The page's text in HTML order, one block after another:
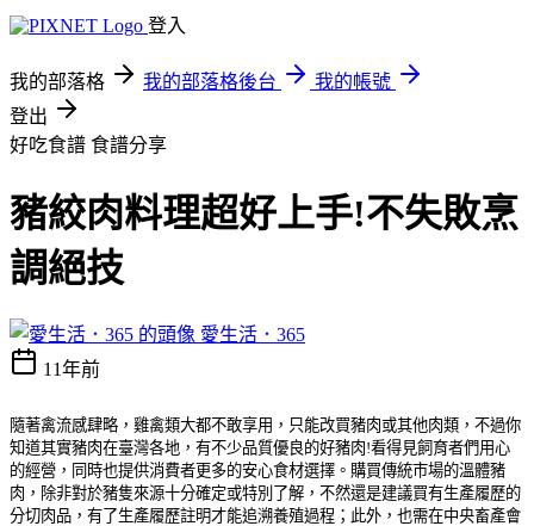
登入
我的部落格 我的部落格後台
我的帳號
登出
好吃食譜 食譜分享
豬絞肉料理超好上手!不失敗烹
調絕技
愛生活．365
11年前
隨著禽流感肆略，雞禽類大都不敢享用，只能改買豬肉或其他肉類，不過你
知道其實豬肉在臺灣各地，有不少品質優良的好豬肉!看得見飼育者們用心
的經營，同時也提供消費者更多的安心食材選擇。 購買傳統市場的溫體豬
肉，除非對於豬隻來源十分確定或特別了解，不然還是建議買有生產履歷的
分切肉品，有了生產履歷註明才能追溯養殖過程；此外，也需在中央畜產會